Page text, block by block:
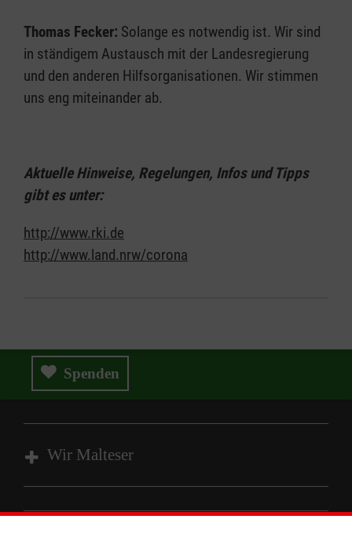
Thomas Fecker: Solange es notwendig ist. Wir sind
in ständigem Austausch mit der Landesregierung
und den anderen Hilfsorganisationen. Wir stimmen
uns eng miteinander ab.
Aktuelle Hinweise, Regelungen, Infos und Tipps
gibt es unter:
http://www.rki.de
http://www.land.nrw/corona
Spenden
Wir Malteser
Spenden und Helfen